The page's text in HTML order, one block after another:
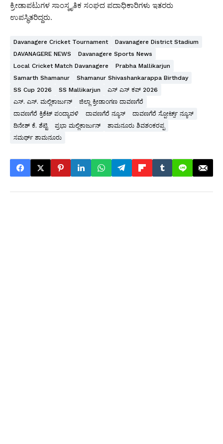
ಕ್ರೀಡಾಪಟುಗಳ ಸಾಂಸ್ಕೃತಿಕ ಸಂಘದ ಪದಾಧಿಕಾರಿಗಳು ಇತರರು
ಉಪಸ್ಥಿತರಿದ್ದರು.
Davanagere Cricket Tournament
Davanagere District Stadium
DAVANAGERE NEWS
Davanagere Sports News
Local Cricket Match Davanagere
Prabha Mallikarjun
Samarth Shamanur
Shamanur Shivashankarappa Birthday
SS Cup 2026
SS Mallikarjun
ಎಸ್ ಎಸ್ ಕಪ್ 2026
ಎಸ್. ಎಸ್. ಮಲ್ಲಿಕಾರ್ಜುನ್
ಜಿಲ್ಲಾ ಕ್ರೀಡಾಂಗಣ ದಾವಣಗೆರೆ
ದಾವಣಗೆರೆ ಕ್ರಿಕೆಟ್ ಪಂದ್ಯಾವಳಿ
ದಾವಣಗೆರೆ ನ್ಯೂಸ್
ದಾವಣಗೆರೆ ಸ್ಪೋರ್ಟ್ಸ್ ನ್ಯೂಸ್
ದಿನೇಶ್ ಕೆ. ಶೆಟ್ಟಿ
ಪ್ರಭಾ ಮಲ್ಲಿಕಾರ್ಜುನ್
ಶಾಮನೂರು ಶಿವಶಂಕರಪ್ಪ
ಸಮರ್ಥ್ ಶಾಮನೂರು